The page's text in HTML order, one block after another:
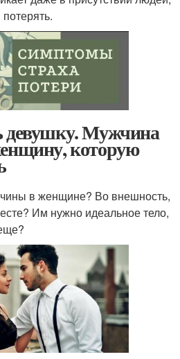
девушку. Мужчина
которую
в женщине? Во внешность,
Им нужно идеальное тело,